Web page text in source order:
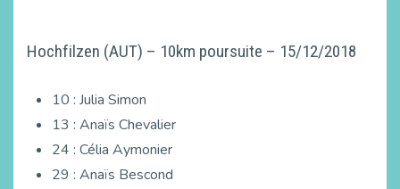
Hochfilzen (AUT) – 10km poursuite – 15/12/2018
10 : Julia Simon
13 : Anaïs Chevalier
24 : Célia Aymonier
29 : Anaïs Bescond